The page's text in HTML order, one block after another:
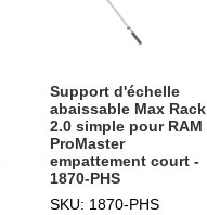
Support d'échelle
abaissable Max Rack
2.0 simple pour RAM
ProMaster
empattement court -
1870-PHS
SKU: 1870-PHS